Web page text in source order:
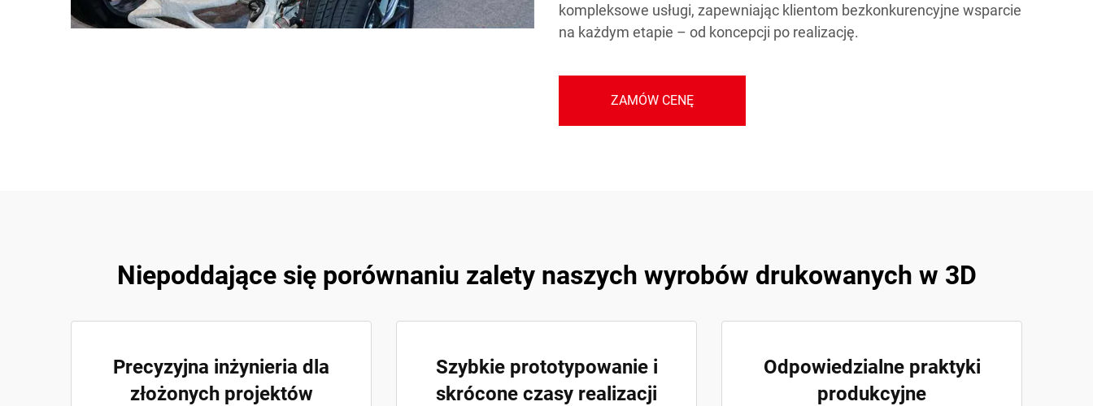
kompleksowe usługi, zapewniając klientom bezkonkurencyjne wsparcie
na każdym etapie – od koncepcji po realizację.
ZAMÓW CENĘ
Niepoddające się porównaniu zalety naszych wyrobów drukowanych w 3D
Precyzyjna inżynieria dla
złożonych projektów
Szybkie prototypowanie i
skrócone czasy realizacji
Odpowiedzialne praktyki
produkcyjne